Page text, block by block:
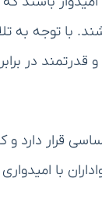
با توجه به
قدرتمند در
قرار دارد و
با